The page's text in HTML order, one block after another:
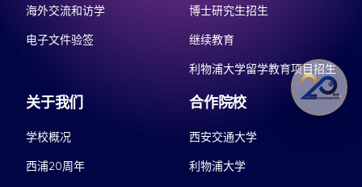
海外交流和访学
电子文件验签
博士研究生招生
继续教育
利物浦大学留学教育项目招生
关于我们
学校概况
西浦20周年
合作院校
西安交通大学
利物浦大学